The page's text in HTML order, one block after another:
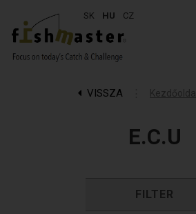
SK HU CZ
VISSZA Kezdőoldal
E.C.U
FILTER